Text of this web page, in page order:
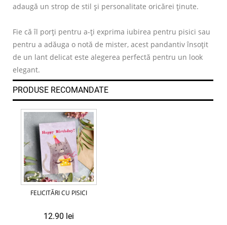
adaugă un strop de stil și personalitate oricărei ținute.
Fie că îl porți pentru a-ți exprima iubirea pentru pisici sau
pentru a adăuga o notă de mister, acest pandantiv însoțit
de un lant delicat este alegerea perfectă pentru un look
elegant.
PRODUSE RECOMANDATE
FELICITĂRI CU PISICI
12.90 lei